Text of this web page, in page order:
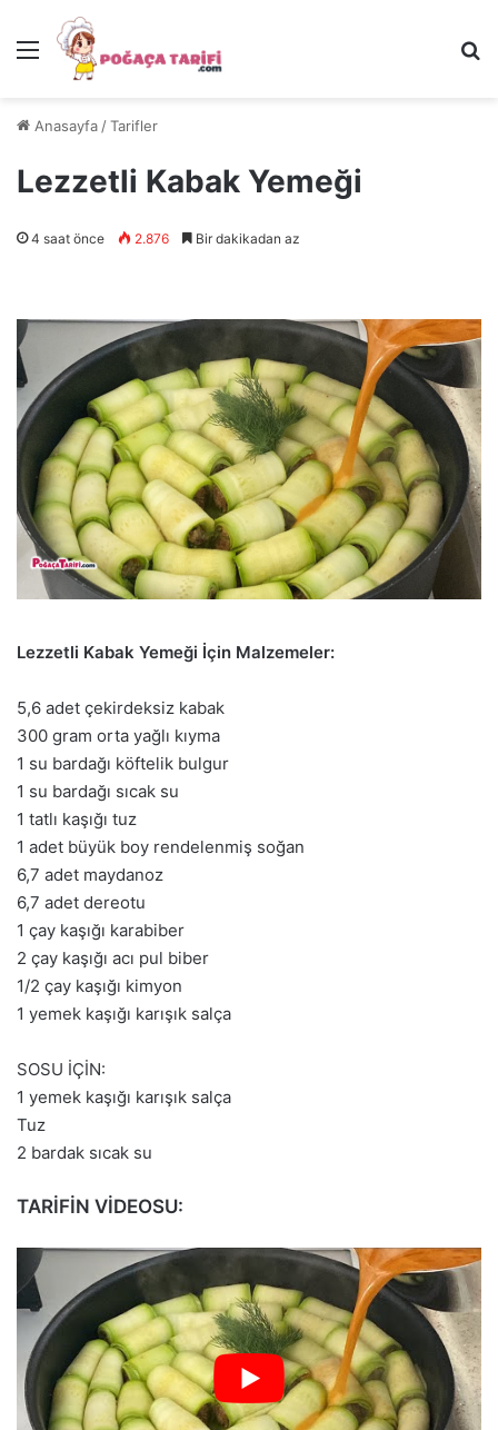
Menü
Anasayfa /Tarifler
Lezzetli Kabak Yemeği
4 saat önce 2.876 Bir dakikadan az
Lezzetli Kabak Yemeği İçin Malzemeler:
5,6 adet çekirdeksiz kabak
300 gram orta yağlı kıyma
1 su bardağı köftelik bulgur
1 su bardağı sıcak su
1 tatlı kaşığı tuz
1 adet büyük boy rendelenmiş soğan
6,7 adet maydanoz
6,7 adet dereotu
1 çay kaşığı karabiber
2 çay kaşığı acı pul biber
1/2 çay kaşığı kimyon
1 yemek kaşığı karışık salça
SOSU İÇİN:
1 yemek kaşığı karışık salça
Tuz
2 bardak sıcak su
TARİFİN VİDEOSU: